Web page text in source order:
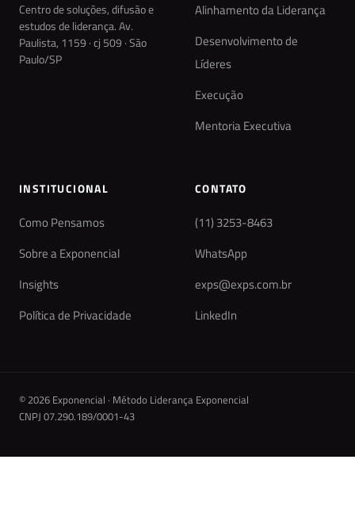
Centro de soluções, difusão e
estudos de liderança. Av.
Paulista, 1159 · cj 509 · São
Paulo/SP
Alinhamento da Liderança
Desenvolvimento de
Líderes
Execução
Mentoria Executiva
INSTITUCIONAL
Como Pensamos
Sobre a Exponencial
Insights
Política de Privacidade
CONTATO
(11) 3253-8463
WhatsApp
exps@exps.com.br
LinkedIn
© 2026 Exponencial · Método Liderança Exponencial
CNPJ 07.290.189/0001-43